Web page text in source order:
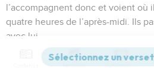
l’accompagnent donc et voient où
quatre heures de l’après-midi. Ils
avec lui.
André, le frère de Simon Pierre,
disciples qui, sur la déclaration de
Versions Commentaires